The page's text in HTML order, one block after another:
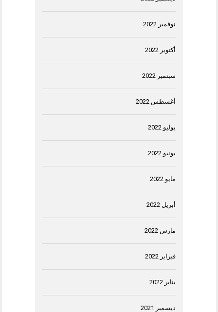
نوفمبر 2022
أكتوبر 2022
سبتمبر 2022
أغسطس 2022
يوليو 2022
يونيو 2022
مايو 2022
أبريل 2022
مارس 2022
فبراير 2022
يناير 2022
ديسمبر 2021